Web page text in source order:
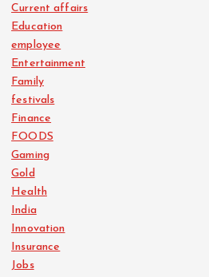
Current affairs
Education
employee
Entertainment
Family
festivals
Finance
FOODS
Gaming
Gold
Health
India
Innovation
Insurance
Jobs